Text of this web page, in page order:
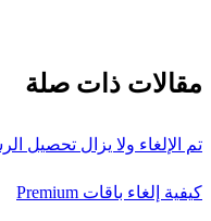
مقالات ذات صلة
تم الإلغاء ولا يزال تحصيل
كيفية إلغاء باقات Premium